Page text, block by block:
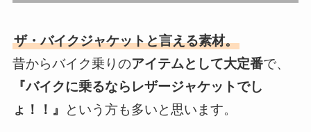
ザ・バイクジャケットと言える素材。
昔からバイク乗りのアイテムとして大定番で、
『バイクに乗るならレザージャケットでし
ょ！！』
という方も多いと思います。